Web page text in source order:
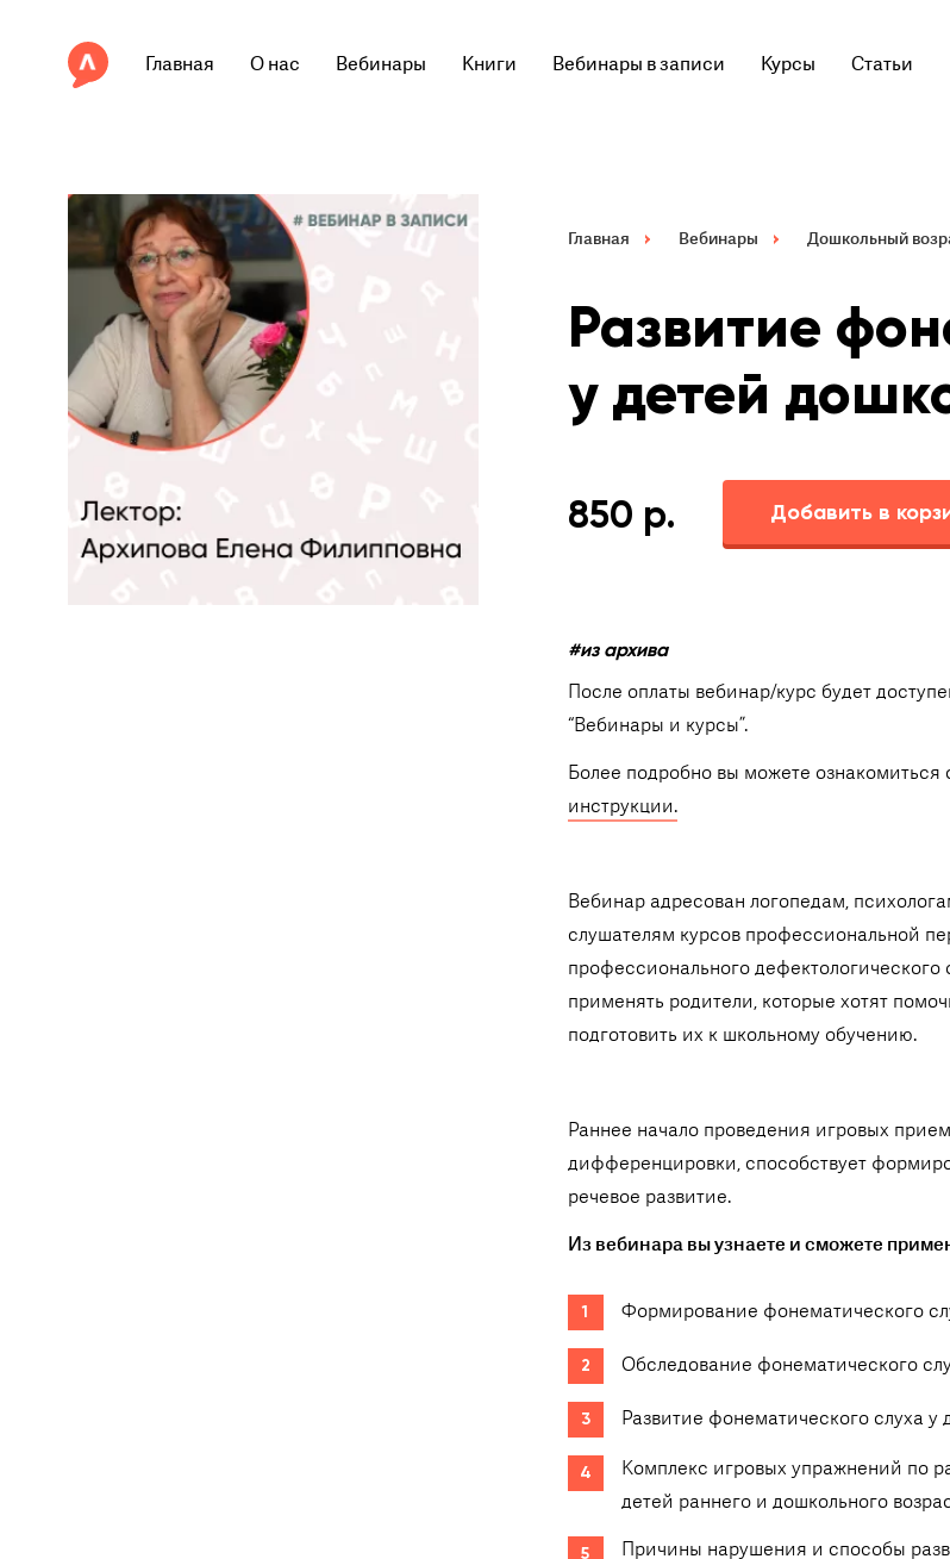
Главная О нас Вебинары Книги Вебинары в записи Курсы Статьи
Главная Вебинары Дошкольный
Развитие
у детей
850 р. Добавить в
#из архива
После оплаты вебинар/курс будет
“Вебинары и курсы”.
Более подробно вы можете
инструкции.
Вебинар адресован логопедам,
слушателям курсов профессиональной
профессионального
применять родители, которые хотят
подготовить их к школьному обучению.
Раннее начало проведения игровых
дифференцировки, способствует
речевое развитие.
Из вебинара вы узнаете и сможете
Формирование фонематического
Обследование фонематического
Развитие фонематического слуха у
Комплекс игровых упражнений по
детей раннего и дошкольного
Причины нарушения и способы